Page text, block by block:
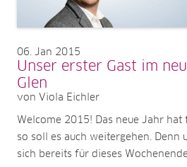
06 Jan 2015
Unser erster Gast im
Glen
von Viola Eichler
Welcome 2015! Das neue Jahr
so soll es auch weitergehen. Denn
sich bereits für dieses